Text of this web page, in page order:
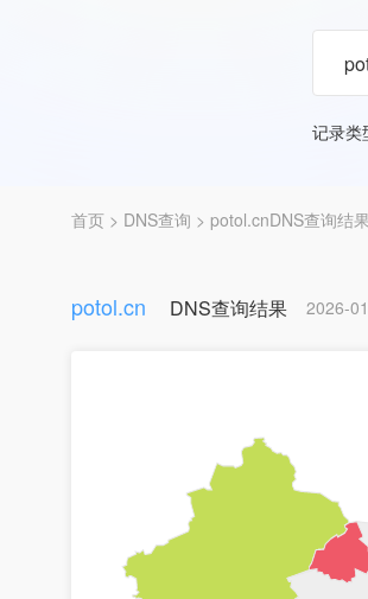
记录类
首页 > DNS查询 > potol.cnDNS查询结果
potol.cn DNS查询结果 2026-